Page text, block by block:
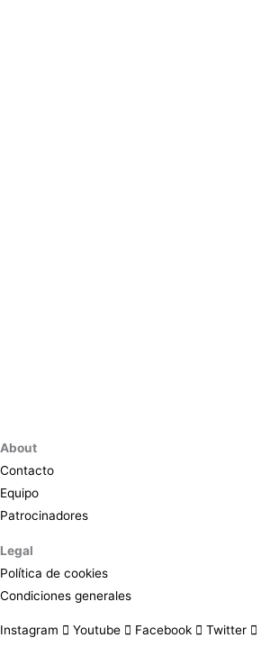
About
Contacto
Equipo
Patrocinadores
Legal
Política de cookies
Condiciones generales
Instagram Youtube Facebook Twitter